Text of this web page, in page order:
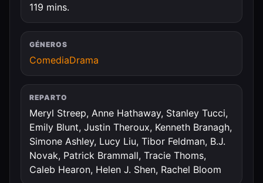
119 mins.
GÉNEROS
ComediaDrama
REPARTO
Meryl Streep, Anne Hathaway, Stanley Tucci,
Emily Blunt, Justin Theroux, Kenneth Branagh,
Simone Ashley, Lucy Liu, Tibor Feldman, B.J.
Novak, Patrick Brammall, Tracie Thoms,
Caleb Hearon, Helen J. Shen, Rachel Bloom